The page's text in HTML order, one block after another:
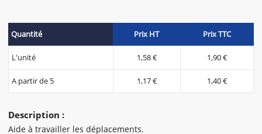
Description :
Aide à travailler les déplacements.
Quantité Prix HT Prix TTC
L'unité 1,58 € 1,90 €
A partir de 5 1,17 € 1,40 €